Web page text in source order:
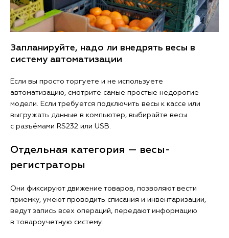
Запланируйте, надо ли внедрять весы в
систему автоматизации
Если вы просто торгуете и не используете
автоматизацию, смотрите самые простые недорогие
модели. Если требуется подключить весы к кассе или
выгружать данные в компьютер, выбирайте весы
с разъёмами RS232 или USB.
Отдельная категория — весы-
регистраторы
Они фиксируют движение товаров, позволяют вести
приемку, умеют проводить списания и инвентаризации,
ведут запись всех операций, передают информацию
в товароучетную систему.